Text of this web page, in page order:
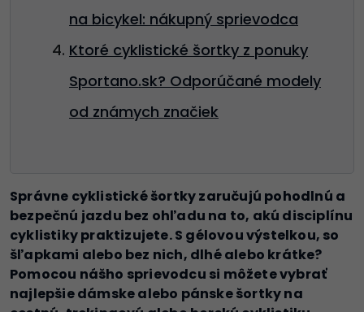
na bicykel: nákupný sprievodca
Ktoré cyklistické šortky z ponuky
Sportano.sk? Odporúčané modely
od známych značiek
Správne cyklistické šortky zaručujú pohodlnú a
bezpečnú jazdu bez ohľadu na to, akú disciplínu
cyklistiky praktizujete. S gélovou výstelkou, so
šľapkami alebo bez nich, dlhé alebo krátke?
Pomocou nášho sprievodcu si môžete vybrať
najlepšie dámske alebo pánske šortky na